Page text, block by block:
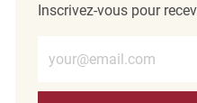
Inscrivez-vous pour